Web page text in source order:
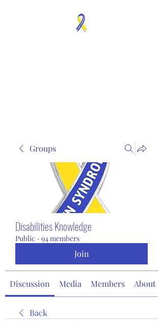
Groups
Disabilities Knowledge
Public · 94 members
Join
Discussion Media Members About
Back